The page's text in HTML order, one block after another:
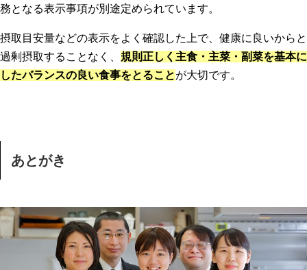
務となる表示事項が別途定められています。
摂取目安量などの表示をよく確認した上で、健康に良いからと
過剰摂取することなく、 規則正しく主食・主菜・副菜を基本に
したバランスの良い食事をとることが大切です。
あとがき